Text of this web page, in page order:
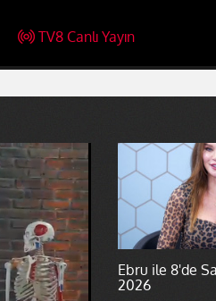
TV8 Canlı Yayın
Ebru ile 8'de
2026